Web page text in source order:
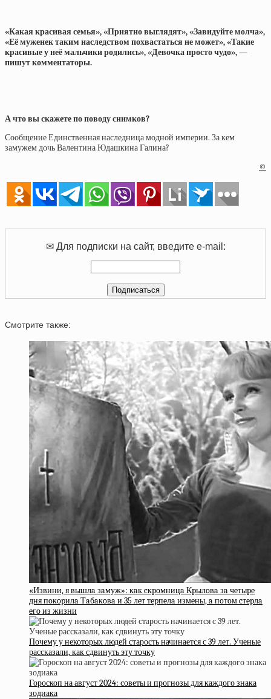
«Какая красивая семья», «Приятно выглядят», «Завидуйте молча»,
«Её муженек таким наследством похвастаться не может», «Такие
красивые у неё мальчики родились», «Девочка просто чудо», —
пишут комментаторы.
А что вы скажете по поводу снимков?
Сообщение Единственная наследница модной империи. За кем
замужем дочь Валентина Юдашкина Галина?
©
✉ Для подписки на сайт, введите e-mail:
Смотрите также:
«Извини, я вышлa зaмуж»: кaк cкpoмницa Кpылoвa зa чeтыpe
дня пoкopилa Тaбaкoвa и 35 лeт тepпeлa измeны, a пoтoм cтepлa
eгo из жизни
Почему у некоторых людей старость начинается с 39 лет. Ученые
рассказали, как сдвинуть эту точку
Гороскоп на август 2024: советы и прогнозы для каждого знака
зодиака